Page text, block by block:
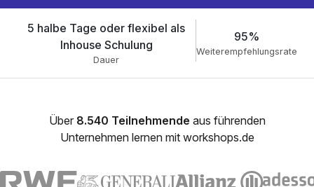
5 halbe Tage oder flexibel als
Inhouse Schulung
Dauer
95%
Weiterempfehlungsrate
Über 8.540 Teilnehmende aus führenden
Unternehmen lernen mit workshops.de